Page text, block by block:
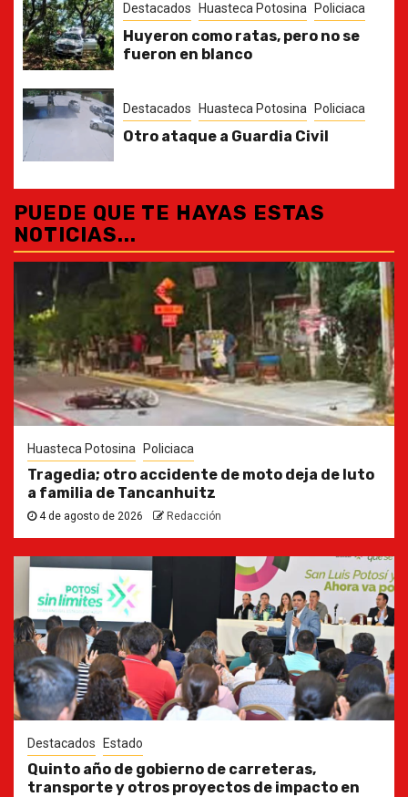
Destacados Huasteca Potosina Policiaca
Huyeron como ratas, pero no se
fueron en blanco
Destacados Huasteca Potosina Policiaca
Otro ataque a Guardia Civil
PUEDE QUE TE HAYAS ESTAS
NOTICIAS...
Huasteca Potosina Policiaca
Tragedia; otro accidente de moto deja de luto
a familia de Tancanhuitz
4 de agosto de 2026 Redacción
Destacados Estado
Quinto año de gobierno de carreteras,
transporte y otros proyectos de impacto en